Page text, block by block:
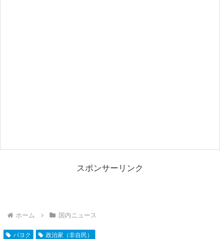
スポンサーリンク
ホーム 国内ニュース
パヨク 政治家（非自民）